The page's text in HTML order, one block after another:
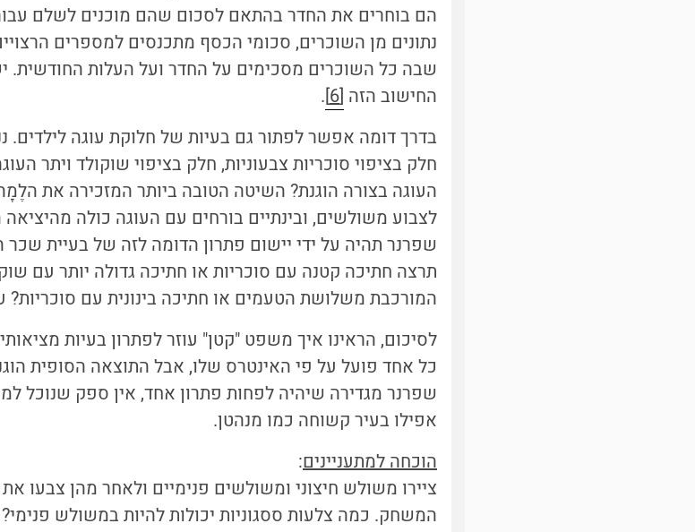
הם בוחרים את החדר בהתאם לסכום שהם מוכנים לשלם
נתונים מן השוכרים, סכומי הכסף מתכנסים למספרים
שבה כל השוכרים מסכימים על החדר ועל העלות החודשית.
החישוב הזה [6]
.
בדרך דומה אפשר לפתור גם בעיות של חלוקת עוגה לילדים.
חלק בציפוי סוכריות צבעוניות, חלק בציפוי שוקולד ויתר
העוגה בצורה הוגנת? השיטה הטובה ביותר המזכירה את
לצבוע משולשים, ובינתיים בורחים עם העוגה כולה
שפרנר תהיה על ידי יישום פתרון הדומה לזה של בעיית
תרצה חתיכה קטנה עם סוכריות או חתיכה גדולה יותר עם
המורכבת משלושת הטעמים או חתיכה בינונית עם סוכריות?
לסיכום, הראינו איך משפט "קטן" עוזר לפתרון בעיות
כל אחד פועל על פי האינטרס שלו, אבל התוצאה הסופית
שפרנר מגדירה שיהיה לפחות פתרון אחד, אין ספק שנוכל
אפילו בעיר קשוחה כמו מנהטן.
הוכחה למתעניינים:
ציירו משולש חיצוני ומשולשים פנימיים ולאחר מהן צבעו
המשחק. כמה צלעות ססגוניות יכולות להיות במשולש פנימי?